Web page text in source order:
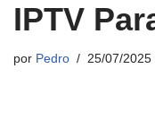
IPTV
por Pedro 25/07/2025